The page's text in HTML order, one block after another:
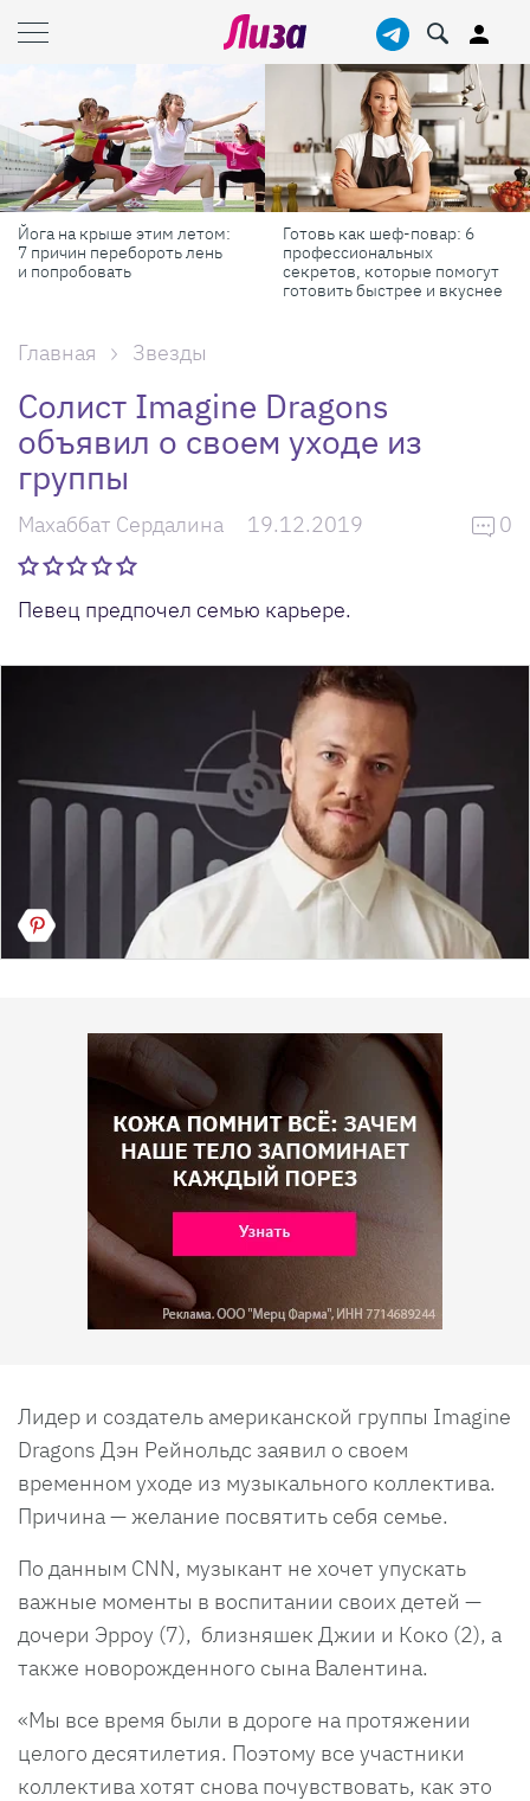
Йога на крыше этим летом:
7 причин перебороть лень
и попробовать
Готовь как шеф-повар: 6
профессиональных
секретов, которые помогут
готовить быстрее и вкуснее
Главная Звезды
Солист Imagine Dragons
объявил о своем уходе из
группы
Махаббат Сердалина 19.12.2019 0
Певец предпочел семью карьере.
Лидер и создатель американской группы Imagine
Dragons Дэн Рейнольдс заявил о своем
временном уходе из музыкального коллектива.
Причина — желание посвятить себя семье.
По данным CNN, музыкант не хочет упускать
важные моменты в воспитании своих детей —
дочери Эрроу (7), близняшек Джии и Коко (2), а
также новорожденного сына Валентина.
«Мы все время были в дороге на протяжении
целого десятилетия. Поэтому все участники
коллектива хотят снова почувствовать, как это